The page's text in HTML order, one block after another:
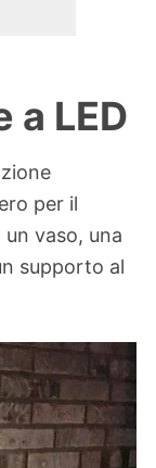
a LED
per il
vaso, una
supporto al